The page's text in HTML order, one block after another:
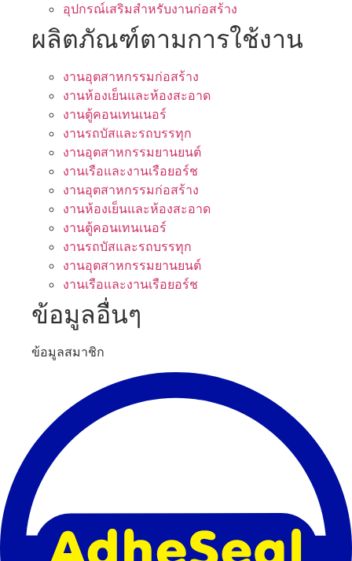
อุปกรณ์เสริมสำหรับงานก่อสร้าง
ผลิตภัณฑ์ตามการใช้งาน
งานอุตสาหกรรมก่อสร้าง
งานห้องเย็นและห้องสะอาด
งานตู้คอนเทนเนอร์
งานรถบัสและรถบรรทุก
งานอุตสาหกรรมยานยนต์
งานเรือและงานเรือยอร์ช
งานอุตสาหกรรมก่อสร้าง
งานห้องเย็นและห้องสะอาด
งานตู้คอนเทนเนอร์
งานรถบัสและรถบรรทุก
งานอุตสาหกรรมยานยนต์
งานเรือและงานเรือยอร์ช
ข้อมูลอื่นๆ
ข้อมูลสมาชิก